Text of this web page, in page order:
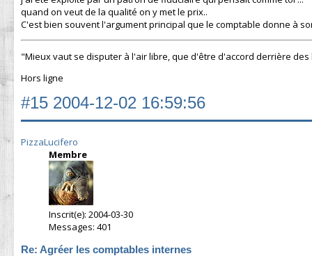
quand on veut de la qualité on y met le prix..
C'est bien souvent l'argument principal que le comptable donne à
"Mieux vaut se disputer à l'air libre, que d'être d'accord derrière
Hors ligne
#15 2004-12-02 16:59:56
PizzaLucifero
Membre
Inscrit(e): 2004-03-30
Messages: 401
Re: Agréer les comptables internes